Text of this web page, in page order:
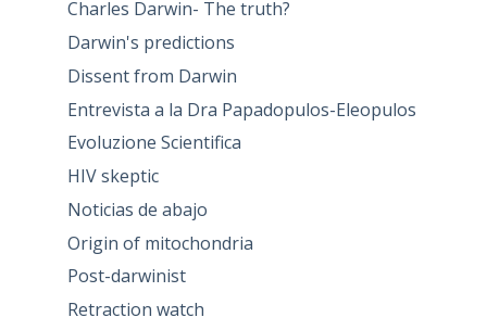
Charles Darwin- The truth?
Darwin's predictions
Dissent from Darwin
Entrevista a la Dra Papadopulos-Eleopulos
Evoluzione Scientifica
HIV skeptic
Noticias de abajo
Origin of mitochondria
Post-darwinist
Retraction watch